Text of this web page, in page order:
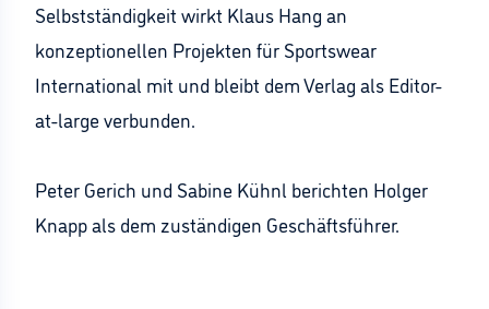
Selbstständigkeit wirkt Klaus Hang an
konzeptionellen Projekten für Sportswear
International mit und bleibt dem Verlag als Editor-
at-large verbunden.
Peter Gerich und Sabine Kühnl berichten Holger
Knapp als dem zuständigen Geschäftsführer.